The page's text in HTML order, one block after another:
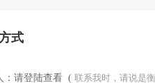
式
请登陆查看 ( 联系我时，请说是